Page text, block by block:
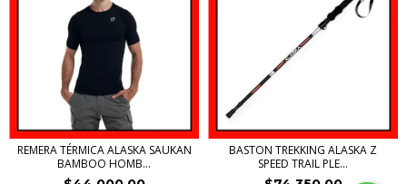
REMERA TÉRMICA ALASKA SAUKAN
BAMBOO HOMB...
BASTON TREKKING ALASKA Z
SPEED TRAIL PLE...